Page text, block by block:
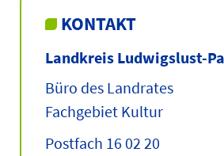
KONTAKT
Landkreis Ludwigslust-
Büro des Landrates
Fachgebiet Kultur
Postfach 16 02 20